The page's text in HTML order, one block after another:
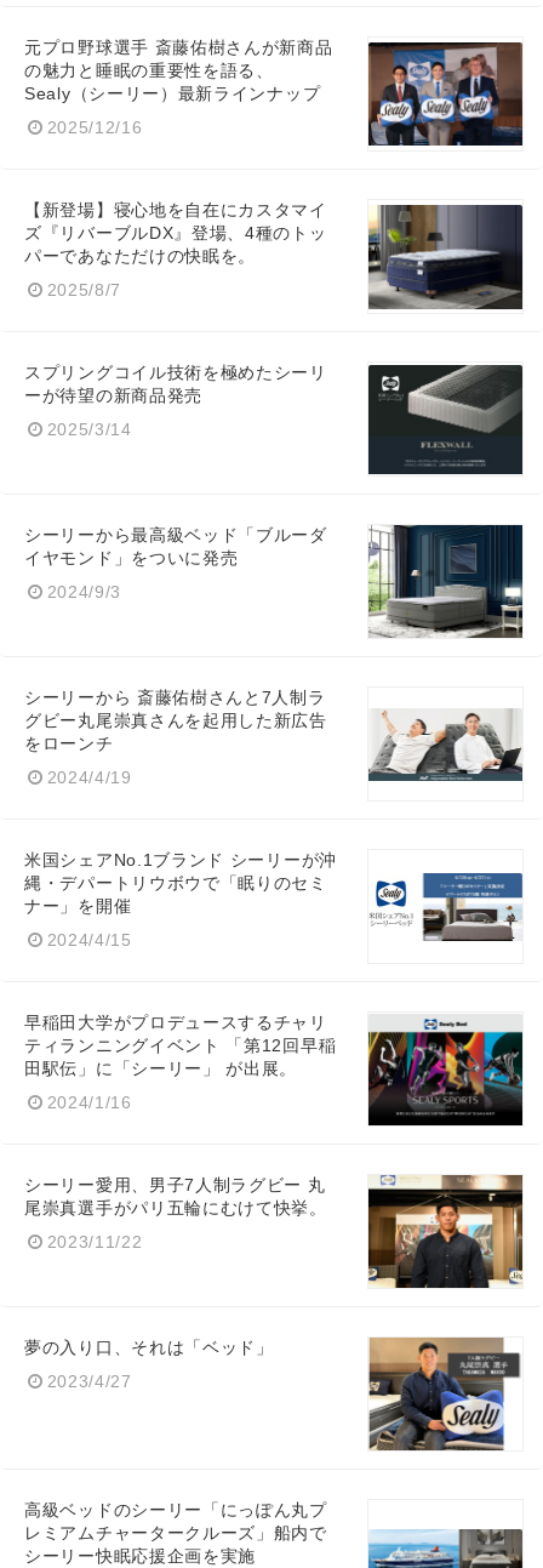
元プロ野球選手 斎藤佑樹さんが新商品
の魅力と睡眠の重要性を語る、
Sealy（シーリー）最新ラインナップ
2025/12/16
【新登場】寝心地を自在にカスタマイ
ズ『リバーブルDX』登場、4種のトッ
パーであなただけの快眠を。
2025/8/7
スプリングコイル技術を極めたシーリ
ーが待望の新商品発売
2025/3/14
シーリーから最高級ベッド「ブルーダ
イヤモンド」をついに発売
2024/9/3
シーリーから 斎藤佑樹さんと7人制ラ
グビー丸尾崇真さんを起用した新広告
をローンチ
2024/4/19
米国シェアNo.1ブランド シーリーが沖
縄・デパートリウボウで「眠りのセミ
ナー」を開催
2024/4/15
早稲田大学がプロデュースするチャリ
ティランニングイベント 「第12回早稲
田駅伝」に「シーリー」 が出展。
2024/1/16
シーリー愛用、男子7人制ラグビー 丸
尾崇真選手がパリ五輪にむけて快挙。
2023/11/22
夢の入り口、それは「ベッド」
2023/4/27
高級ベッドのシーリー「にっぽん丸プ
レミアムチャータークルーズ」船内で
シーリー快眠応援企画を実施